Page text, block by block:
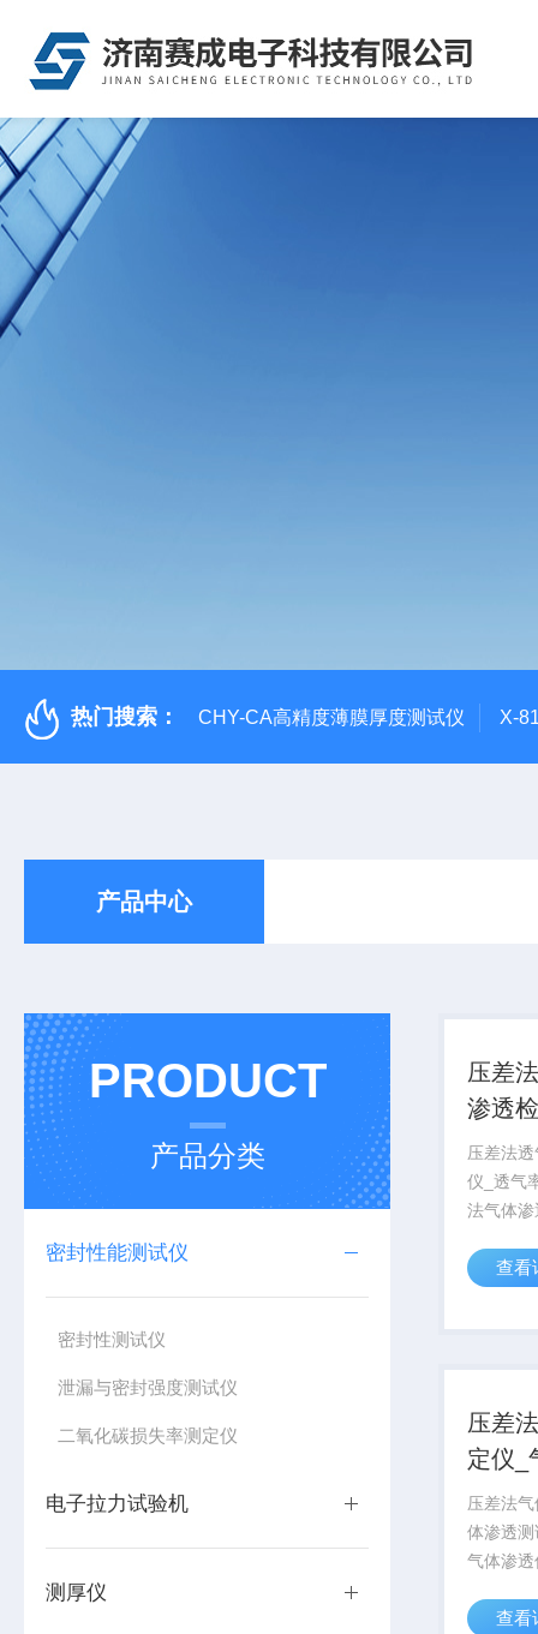
热门搜索： CHY-CA高精度薄膜厚度测试仪 X-
产品中心
PRODUCT
产品分类
密封性能测试仪
密封性测试仪
泄漏与密封强度测试仪
二氧化碳损失率测定仪
电子拉力试验机
测厚仪
压差
渗透
测定仪
压差法
仪_透气
法气体
试样的
隔材料
查看
压差
定仪_
系统
压差法
体渗透
气体渗
样的气
查看